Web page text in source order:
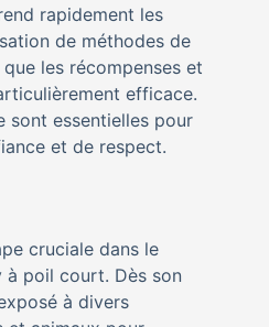
rapidement les
de méthodes de
les récompenses et
efficace.
sont essentielles pour
et de respect.
cruciale dans le
à poil court. Dès son
à divers